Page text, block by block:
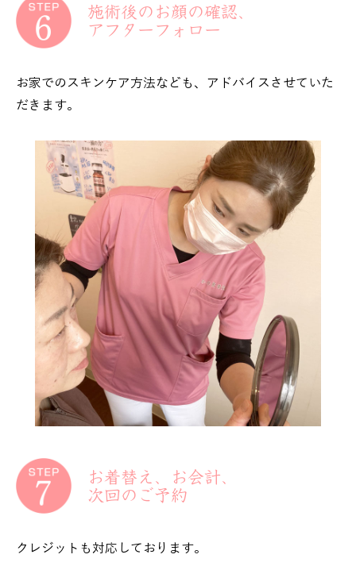
施術後のお顔の確認、
アフターフォロー
お家でのスキンケア方法なども、アドバイスさせていた
だきます。
お着替え、お会計、
次回のご予約
クレジットも対応しております。